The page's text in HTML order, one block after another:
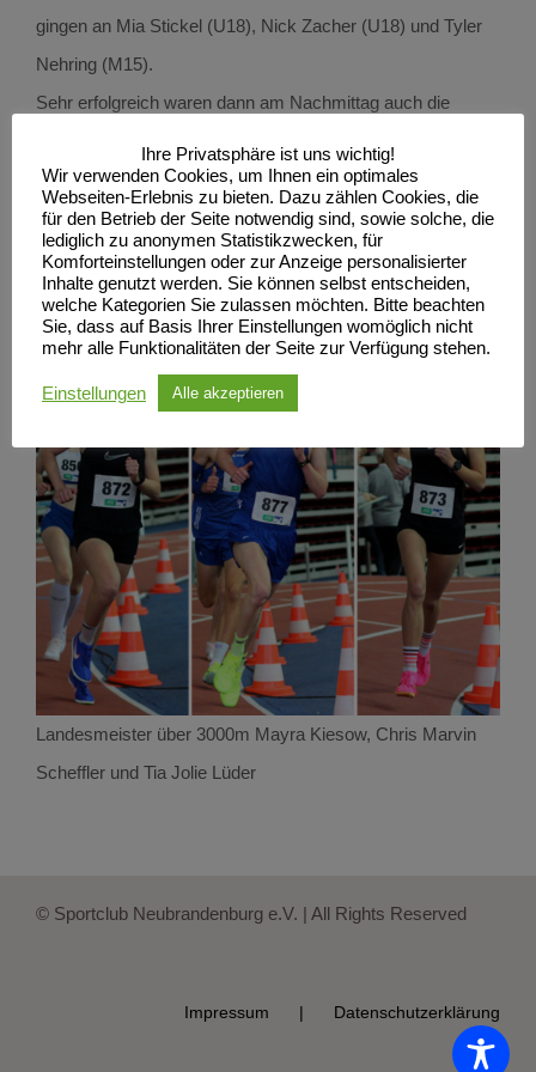
gingen an Mia Stickel (U18), Nick Zacher (U18) und Tyler
Nehring (M15).
Sehr erfolgreich waren dann am Nachmittag auch die
unterwegs. Über 800m konnten hier mit August Schult
(M10), Karlos Kamp (M11), Hugo Bluhm (M12), Mia
Fehrmann (W10) und Nia Berner (W11) gleich 5 Siege
errungen werden. Lia Lotta Schultz (W10) wurde Zweite,
Polly Vierhufe wurde Dritte in der W12).
Landesmeister über 3000m Mayra Kiesow, Chris Marvin
Scheffler und Tia Jolie Lüder
© Sportclub Neubrandenburg e.V. | All Rights Reserved
Impressum Datenschutzerklärung
Ihre Privatsphäre ist uns wichtig!
Wir verwenden Cookies, um Ihnen ein optimales
Webseiten-Erlebnis zu bieten. Dazu zählen Cookies, die
für den Betrieb der Seite notwendig sind, sowie solche, die
lediglich zu anonymen Statistikzwecken, für
Komforteinstellungen oder zur Anzeige personalisierter
Inhalte genutzt werden. Sie können selbst entscheiden,
welche Kategorien Sie zulassen möchten. Bitte beachten
Sie, dass auf Basis Ihrer Einstellungen womöglich nicht
mehr alle Funktionalitäten der Seite zur Verfügung stehen.
Einstellungen Alle akzeptieren